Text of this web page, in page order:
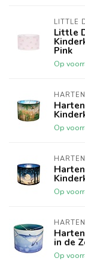
LITTLE
Little
Pink
Op
Op
Op
in de
Op